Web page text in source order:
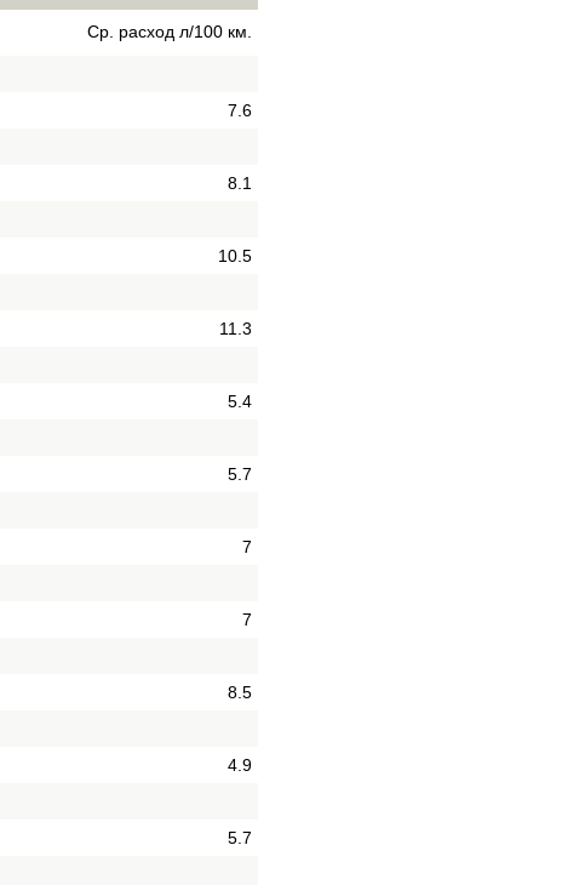
Ср. расход л/100 км.
7.6
8.1
10.5
11.3
5.4
5.7
7
7
8.5
4.9
5.7